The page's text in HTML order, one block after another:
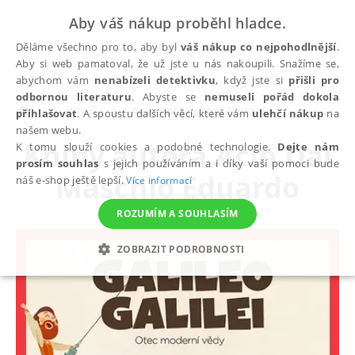
autoři Acín Dal Maschio Eduardo
Knihy autoraAcín Dal
Maschio Eduardo
Aby váš nákup proběhl hladce.
Děláme všechno pro to, aby bylváš nákup co nejpohodlnější.
Aby si web pamatoval, že už jste u nás nakoupili. Snažíme se,
abychom vám nenabízeli detektivku, když jste si přišli pro
odbornou literaturu. Abyste se nemuseli pořád dokola
přihlašovat. A spoustu dalších věcí, které vám ulehčí nákup na
našem webu.
K tomu slouží cookies a podobné technologie. Dejte nám
prosím souhlas s jejich používáním a i díky vaší pomoci bude
náš e-shop ještě lepší.Více informací
ROZUMÍM A SOUHLASÍM
ZOBRAZIT PODROBNOSTI
NEZBYTNÉ ANALYTICKÉ MARKETINGOVÉ
FUNKČNÍ NEZAŘAZENÉ SOUBORY